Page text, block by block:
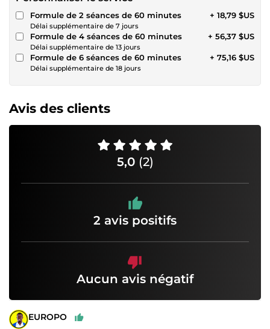
Formule de 2 séances de 60 minutes
Délai supplémentaire de 7 jours
+ 18,79 $US
Formule de 4 séances de 60 minutes
Délai supplémentaire de 13 jours
+ 56,37 $US
Formule de 6 séances de 60 minutes
Délai supplémentaire de 18 jours
+ 75,16 $US
Avis des clients
5,0 (2)
2 avis positifs
Aucun avis négatif
EUROPO